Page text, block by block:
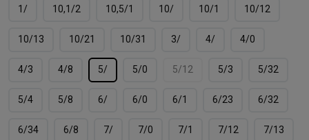
1/
10,1/2 10,5/1 10/ 10/1 10/12
10/13 10/21 10/31 3/ 4/ 4/0
4/3 4/8 5/ 5/0 5/12 5/3 5/32
5/4 5/8 6/ 6/0 6/1 6/23 6/32
6/34 6/8 7/ 7/0 7/1 7/12 7/13